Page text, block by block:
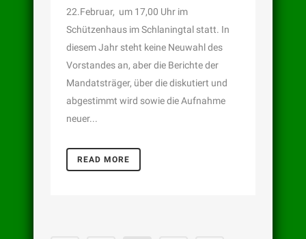
22.Februar, um 17,00 Uhr im
Schützenhaus im Schlaningtal statt. In
diesem Jahr steht keine Neuwahl des
Vorstandes an, aber die Berichte der
Mandatsträger, über die diskutiert und
abgestimmt wird sowie die Aufnahme
neuer...
READ MORE